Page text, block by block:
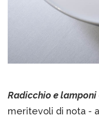
Radicchio e lamponi
meritevoli di nota -